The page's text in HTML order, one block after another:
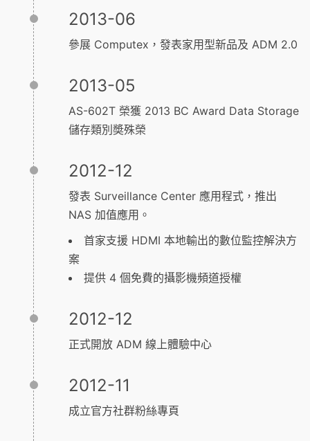
2013-06
參展 Computex，發表家用型新品及 ADM 2.0
2013-05
AS-602T 榮獲 2013 BC Award Data Storage
儲存類別奬殊榮
2012-12
發表 Surveillance Center 應用程式，推出
NAS 加值應用。
首家支援 HDMI 本地輸出的數位監控解決方
案
提供 4 個免費的攝影機頻道授權
2012-12
正式開放 ADM 線上體驗中心
2012-11
成立官方社群粉絲專頁